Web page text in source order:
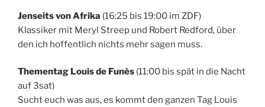
Jenseits von Afrika (16:25 bis 19:00 im ZDF)
Klassiker mit Meryl Streep und Robert Redford, über
den ich hoffentlich nichts mehr sagen muss.
Thementag Louis de Funès (11:00 bis spät in die Nacht
auf 3sat)
Sucht euch was aus, es kommt den ganzen Tag Louis